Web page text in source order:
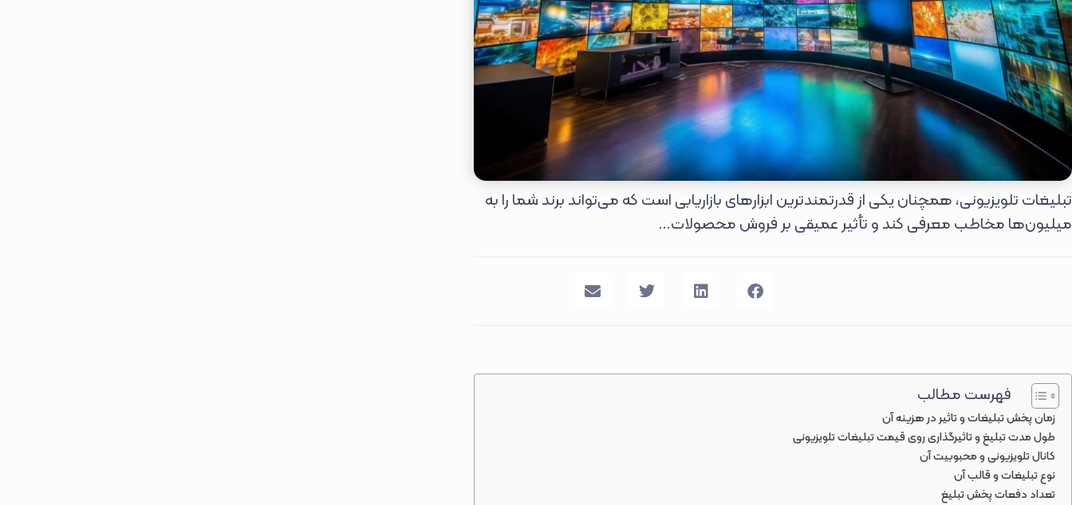
تبلیغات تلویزیونی، همچنان یکی از قدرتمندترین ابزارهای بازاریابی است که می‌تواند برند شما را به
میلیون‌ها مخاطب معرفی کند و تأثیر عمیقی بر فروش محصولات...
فهرست مطالب
زمان پخش تبلیغات و تاثیر در هزینه آن
طول مدت تبلیغ و تاثیرگذاری روی قیمت تبلیغات تلویزیونی
کانال تلویزیونی و محبوبیت آن
نوع تبلیغات و قالب آن
تعداد دفعات پخش تبلیغ